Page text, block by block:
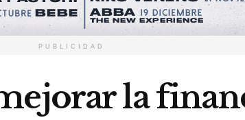
PUBLICIDAD
la